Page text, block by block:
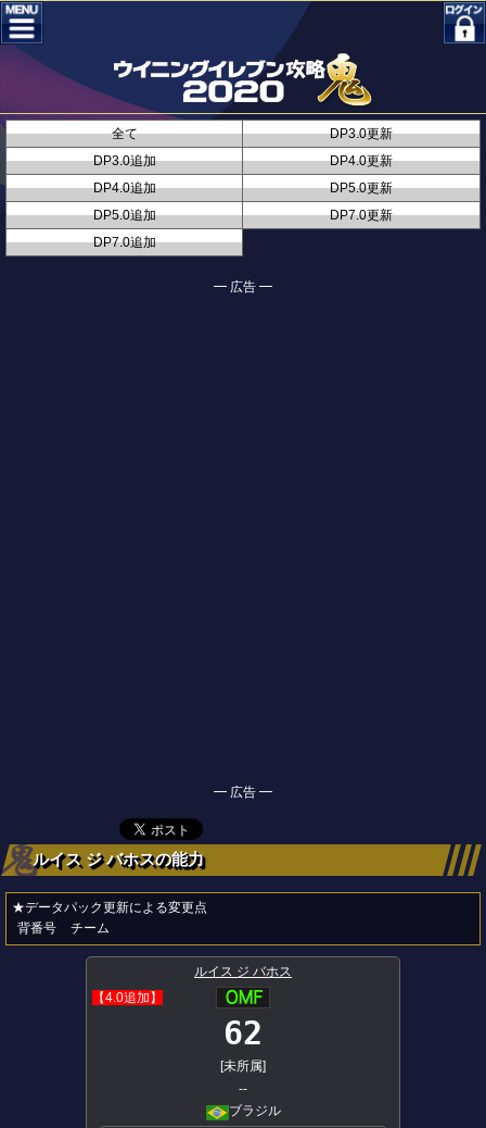
全て
DP3.0更新
DP3.0追加
DP4.0更新
DP4.0追加
DP5.0更新
DP5.0追加
DP7.0更新
DP7.0追加
━ 広告 ━
━ 広告 ━
ルイス ジ バホスの能力
★データパック更新による変更点
背番号
チーム
ルイス ジ バホス
【4.0追加】
62
[未所属]
--
ブラジル